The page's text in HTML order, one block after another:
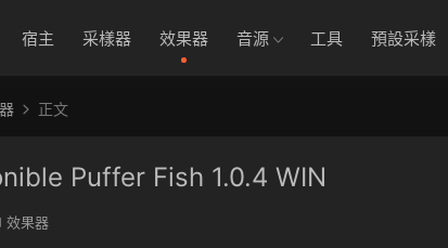
宿主 采樣器 效果器 音源 工具 預設采樣
正文
Puffer Fish 1.0.4 WIN
效果器